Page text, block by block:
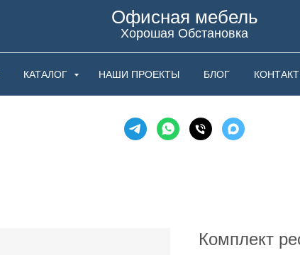
Офисная мебель
Хорошая Обстановка
КАТАЛОГ НАШИ ПРОЕКТЫ БЛОГ
Комплект